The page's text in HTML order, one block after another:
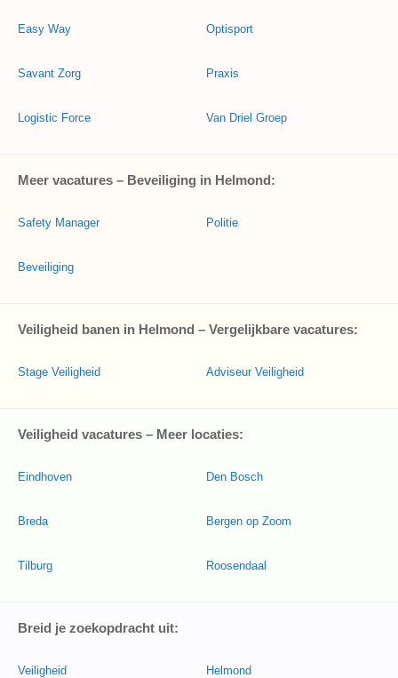
Easy Way
Savant Zorg
Logistic Force
Optisport
Praxis
Van Driel Groep
Meer vacatures – Beveiliging in Helmond:
Safety Manager
Beveiliging
Politie
Veiligheid banen in Helmond – Vergelijkbare vacatures:
Stage Veiligheid Adviseur Veiligheid
Veiligheid vacatures – Meer locaties:
Eindhoven
Breda
Tilburg
Den Bosch
Bergen op Zoom
Roosendaal
Breid je zoekopdracht uit:
Veiligheid Helmond